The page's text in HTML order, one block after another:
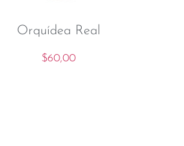
Orquídea Real
$60,00